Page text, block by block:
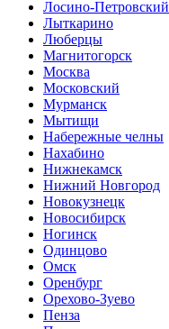
Лосино-Петровский
Лыткарино
Люберцы
Магнитогорск
Москва
Московский
Мурманск
Мытищи
Набережные челны
Нахабино
Нижнекамск
Нижний Новгород
Новокузнецк
Новосибирск
Ногинск
Одинцово
Омск
Оренбург
Орехово-Зуево
Пенза